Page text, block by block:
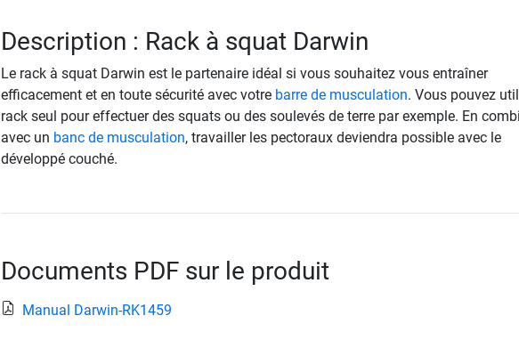
Description : Rack à squat Darwin
Le rack à squat Darwin est le partenaire idéal si vous souhaitez vous entraîner
efficacement et en toute sécurité avec votre barre de musculation. Vous pouvez
rack seul pour effectuer des squats ou des soulevés de terre par exemple. En
avec un banc de musculation, travailler les pectoraux deviendra possible avec le
développé couché.
Documents PDF sur le produit
Manual Darwin-RK1459